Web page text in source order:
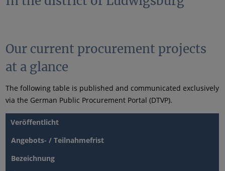
Our current procurement projects
at a glance
The following table is published and communicated exclusively
via the German Public Procurement Portal (DTVP).
Veröffentlicht
Angebots- / Teilnahmefrist
Bezeichnung